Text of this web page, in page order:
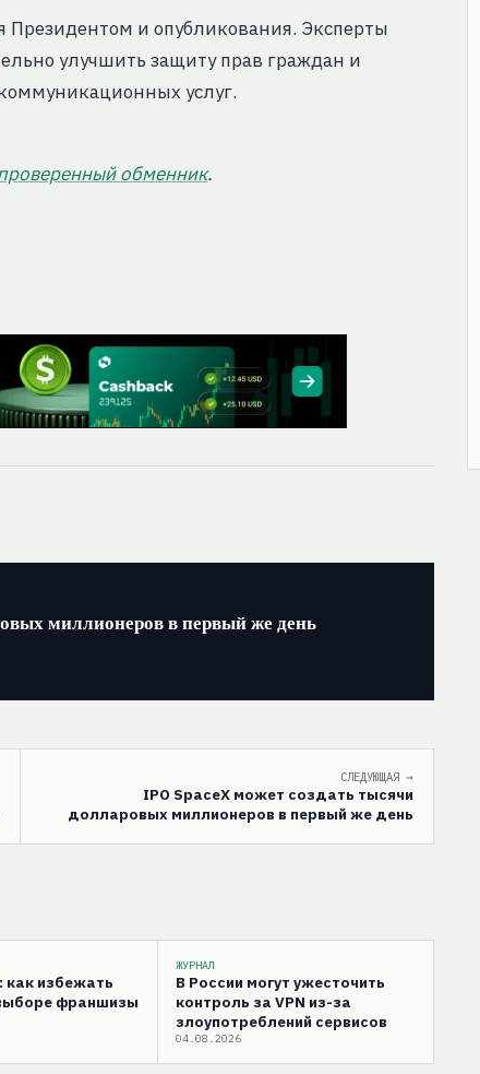
Президентом и опубликования. Эксперты
улучшить защиту прав граждан и
услуг.
обменник.
миллионеров в первый же день
СЛЕДУЮЩАЯ →
IPO SpaceX может создать тысячи
долларовых миллионеров в первый же день
как избежать
франшизы
ЖУРНАЛ
В России могут ужесточить
контроль за VPN из-за
злоупотреблений сервисов
04.08.2026